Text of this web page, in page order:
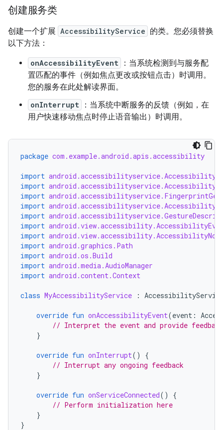
创建服务类
创建一个扩展 AccessibilityService 的类。您必须替换
以下方法：
onAccessibilityEvent
：当系统检测到与服务配
置匹配的事件（例如焦点更改或按钮点击）时调用。
您的服务在此处解读界面。
onInterrupt
：当系统中断服务的反馈（例如，在
用户快速移动焦点时停止语音输出）时调用。
package com.example.android.apis.accessibility
import
import
import
import
import
import
import
import android.graphics.Path
import android.os.Build
import android.media.AudioManager
import android.content.Context
class MyAccessibilityService :
override fun onAccessibilityEvent(event :
// Interpret the event and provide
}
override fun onInterrupt()
{
// Interrupt any ongoing feedback
}
override fun onServiceConnected()
{
// Perform initialization here
}
}